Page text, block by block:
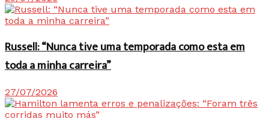
Russell: “Nunca tive uma temporada como esta em
toda a minha carreira”
27/07/2026